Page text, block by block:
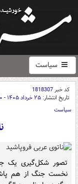
سیاست
کد خبر1818307
تاریخ انتشار: ۲۵ خرداد ۱۴۰۵ - ۰۵:۳۰
سیاست
تصور شکل‌گیری یک
نخست جنگ از هم